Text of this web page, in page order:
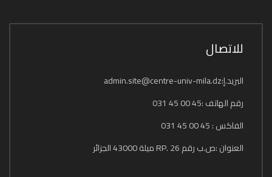
للاتصال
البريد.إ:admin.site@centre-univ-mila.dz
رقم الهاتف :45 00 45 031
الفاكس : 45 00 45 031
العنوان :ص.ب رقم 26 .RP ميلة 43000 الجزائر